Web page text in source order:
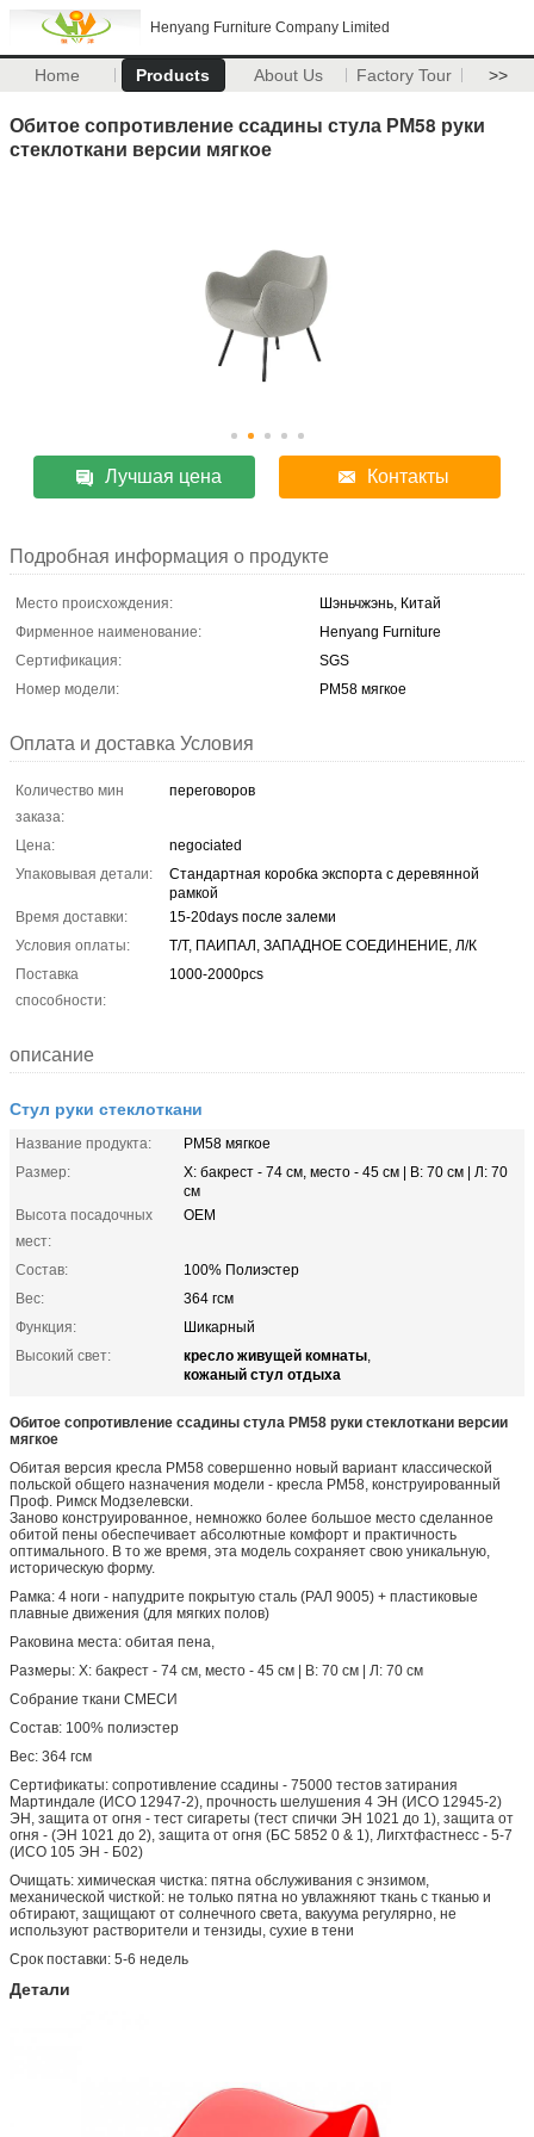
Henyang Furniture Company Limited
Home Products About Us Factory Tour >>
Обитое сопротивление ссадины стула РМ58 руки
стеклоткани версии мягкое
Лучшая цена Контакты
Подробная информация о продукте
Место происхождения:
Шэньчжэнь, Китай
Фирменное наименование:
Henyang Furniture
Сертификация:
SGS
Номер модели:
РМ58 мягкое
Оплата и доставка Условия
Количество мин
заказа:
переговоров
Цена:
negociated
Упаковывая детали:
Стандартная коробка экспорта с деревянной
рамкой
Время доставки:
15-20days после залеми
Условия оплаты:
Т/Т, ПАИПАЛ, ЗАПАДНОЕ СОЕДИНЕНИЕ, Л/К
Поставка
способности:
1000-2000pcs
описание
Стул руки стеклоткани
Название продукта:
РМ58 мягкое
Размер:
Х: бакрест - 74 см, место - 45 см | В: 70 см | Л: 70
см
Высота посадочных
мест:
OEM
Состав:
100% Полиэстер
Вес:
364 гсм
Функция:
Шикарный
Высокий свет:
кресло живущей комнаты,
кожаный стул отдыха
Обитое сопротивление ссадины стула РМ58 руки стеклоткани версии
мягкое
Обитая версия кресла РМ58 совершенно новый вариант классической
польской общего назначения модели - кресла РМ58, конструированный
Проф. Римск Модзелевски.
Заново конструированное, немножко более большое место сделанное
обитой пены обеспечивает абсолютные комфорт и практичность
оптимального. В то же время, эта модель сохраняет свою уникальную,
историческую форму.
Рамка: 4 ноги - напудрите покрытую сталь (РАЛ 9005) + пластиковые
плавные движения (для мягких полов)
Раковина места: обитая пена,
Размеры: Х: бакрест - 74 см, место - 45 см | В: 70 см | Л: 70 см
Собрание ткани СМЕСИ
Состав: 100% полиэстер
Вес: 364 гсм
Сертификаты: сопротивление ссадины - 75000 тестов затирания
Мартиндале (ИСО 12947-2), прочность шелушения 4 ЭН (ИСО 12945-2)
ЭН, защита от огня - тест сигареты (тест спички ЭН 1021 до 1), защита от
огня - (ЭН 1021 до 2), защита от огня (БС 5852 0 & 1), Лигхтфастнесс - 5-7
(ИСО 105 ЭН - Б02)
Очищать: химическая чистка: пятна обслуживания с энзимом,
механической чисткой: не только пятна но увлажняют ткань с тканью и
обтирают, защищают от солнечного света, вакуума регулярно, не
используют растворители и тензиды, сухие в тени
Срок поставки: 5-6 недель
Детали